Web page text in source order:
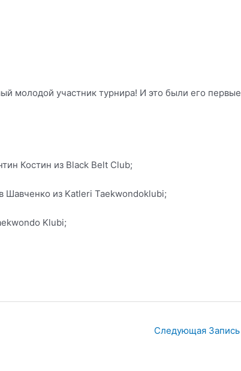
молодой участник турнира! И это были его первые
Костин из Black Belt Club;
Шавченко из Katleri Taekwondoklubi;
Klubi;
Следующая Запись